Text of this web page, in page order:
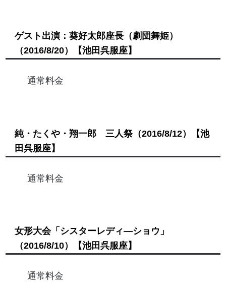
ゲスト出演：葵好太郎座長（劇団舞姫）
（2016/8/20）
【池田呉服座】
通常料金
純・たくや・翔一郎 三人祭（2016/8/12）
【池
田呉服座】
通常料金
女形大会「シスターレディ―ショウ」
（2016/8/10）
【池田呉服座】
通常料金